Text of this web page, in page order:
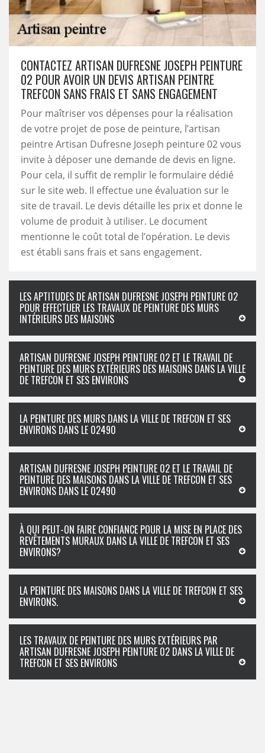
CONTACTEZ ARTISAN DUFRESNE JOSEPH PEINTURE
02 POUR AVOIR UN DEVIS ARTISAN PEINTRE
TREFCON SANS FRAIS ET SANS ENGAGEMENT
Pour maîtriser vos dépenses pour la réalisation
de votre projet de pose de peinture, l’artisan
peintre Artisan Dufresne Joseph peinture 02 vous
invite à déposer une demande de devis en ligne.
Pour cela, il suffit de remplir le formulaire dédié
sur le site web. Il effectue une évaluation sur le
site de travail. Le devis détaille les prix et donne le
volume de produit à utiliser. Le document
mentionne le coût total de l’opération. Le devis
est établi sans frais et sans engagement.
LES APTITUDES DE ARTISAN DUFRESNE JOSEPH PEINTURE 02
POUR EFFECTUER LES TRAVAUX DE PEINTURE DES MURS
INTÉRIEURS DES MAISONS
ARTISAN DUFRESNE JOSEPH PEINTURE 02 ET LE TRAVAIL DE
PEINTURE DES MURS EXTÉRIEURS DES MAISONS DANS LA VILLE
DE TREFCON ET SES ENVIRONS
LA PEINTURE DES MURS DANS LA VILLE DE TREFCON ET SES
ENVIRONS DANS LE 02490
ARTISAN DUFRESNE JOSEPH PEINTURE 02 ET LE TRAVAIL DE
PEINTURE DES MAISONS DANS LA VILLE DE TREFCON ET SES
ENVIRONS DANS LE 02490
À QUI PEUT-ON FAIRE CONFIANCE POUR LA MISE EN PLACE DES
REVÊTEMENTS MURAUX DANS LA VILLE DE TREFCON ET SES
ENVIRONS?
LA PEINTURE DES MAISONS DANS LA VILLE DE TREFCON ET SES
ENVIRONS.
LES TRAVAUX DE PEINTURE DES MURS EXTÉRIEURS PAR
ARTISAN DUFRESNE JOSEPH PEINTURE 02 DANS LA VILLE DE
TREFCON ET SES ENVIRONS